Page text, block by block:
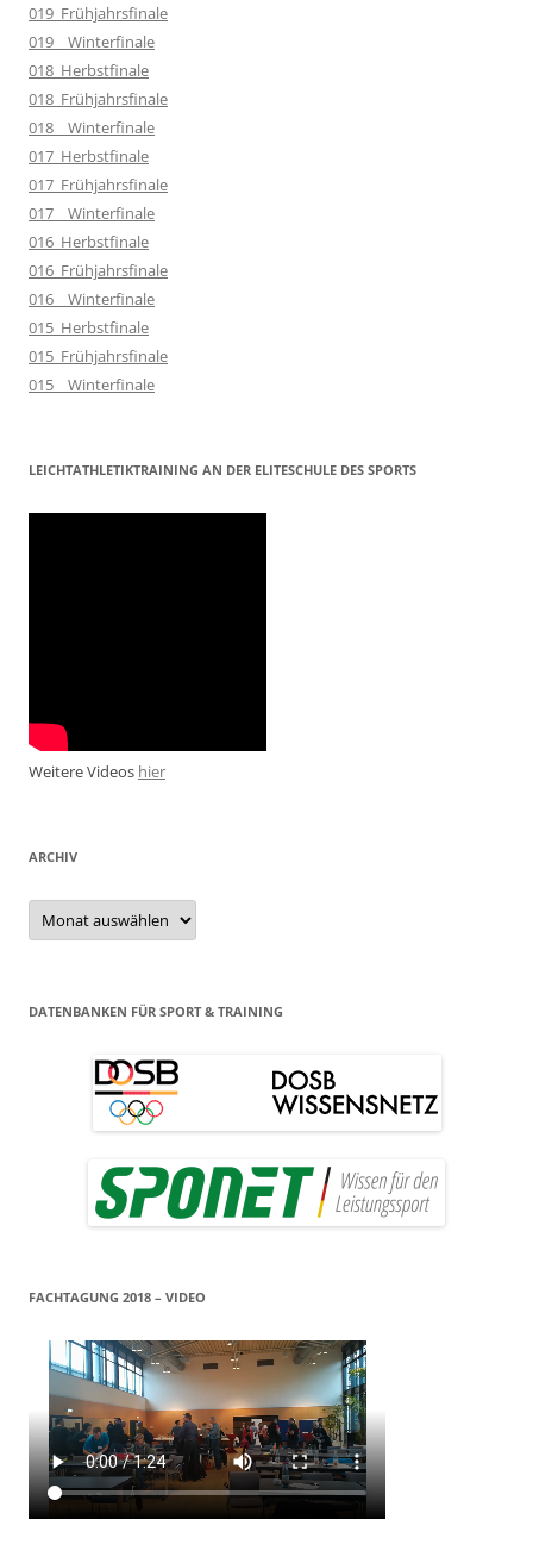
019_Frühjahrsfinale
019__Winterfinale
018_Herbstfinale
018_Frühjahrsfinale
018__Winterfinale
017_Herbstfinale
017_Frühjahrsfinale
017__Winterfinale
016_Herbstfinale
016_Frühjahrsfinale
016__Winterfinale
015_Herbstfinale
015_Frühjahrsfinale
015__Winterfinale
LEICHTATHLETIKTRAINING AN DER ELITESCHULE DES SPORTS
Weitere Videos hier
ARCHIV
Archiv
DATENBANKEN FÜR SPORT & TRAINING
FACHTAGUNG 2018 – VIDEO